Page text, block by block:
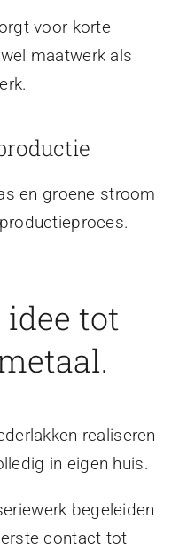
voor korte
maatwerk als
en groene stroom
tot
realiseren
in eigen huis.
begeleiden
contact tot